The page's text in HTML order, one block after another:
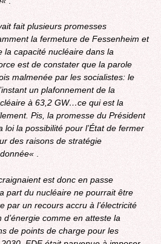
fait plusieurs promesses
la fermeture de Fessenheim et
la capacité nucléaire dans la
est de constater que la parole
malmenée par les socialistes: le
un plafonnement de la
à 63,2 GW…ce qui est la
Pis, la promesse du Président
loi la possibilité pour l’État de fermer
des raisons de stratégie
« .
est donc en passe
part du nucléaire ne pourrait être
par un recours accru à l’électricité
comme en atteste la
de points de charge pour les